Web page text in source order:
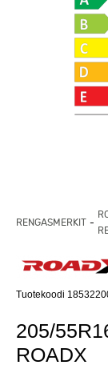
RENGASMERKIT
Tuotekoodi
205/
ROADX